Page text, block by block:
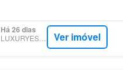
Há 26 dias
LUXURYESTATE Ver imóvel